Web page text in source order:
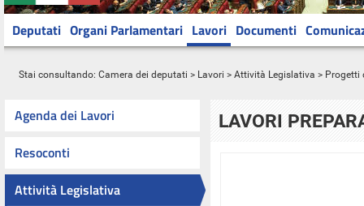
Deputati Organi Parlamentari Lavori Documenti
Stai consultando: Camera dei deputati > Lavori > Attività Legislativa > Progetti
Agenda dei Lavori
Resoconti
Attività Legislativa
LAVORI